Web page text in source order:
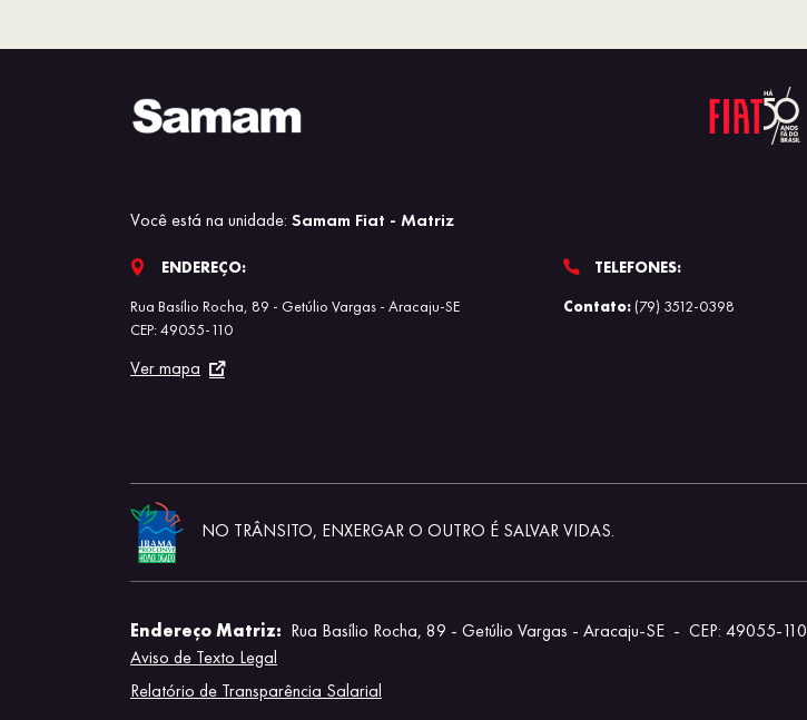
Você está na unidade: Samam Fiat - Matriz
ENDEREÇO:
Rua Basílio Rocha, 89 - Getúlio Vargas - Aracaju-SE
CEP: 49055-110
Ver mapa
TELEFONES:
Contato:(79) 3512-0398
NO TRÂNSITO, ENXERGAR O OUTRO É SALVAR VIDAS.
Endereço Matriz: Rua Basílio Rocha, 89 - Getúlio Vargas - Aracaju-SE - CEP: 49055-110
Aviso de Texto Legal
Relatório de Transparência Salarial